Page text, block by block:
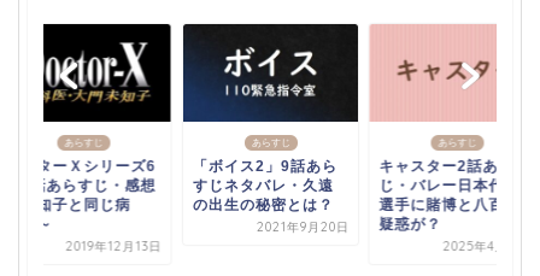
あらすじ
ドクターＸシリーズ6
第9話あらすじ・感想
～未知子と同じ病
気？～
2019年12月13日
あらすじ
「ボイス2」9話あら
すじネタバレ・久遠
の出生の秘密とは？
2021年9月20日
あらすじ
キャスター2話あらす
じ・バレー日本代表
選手に賭博と八百長
疑惑が？
2025年4月21日